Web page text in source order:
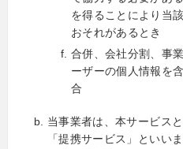
を得ることにより当
おそれがあるとき
合併、会社分割、事
ーザーの個人情報を
合
当事業者は、本サービス
「提携サービス」といい